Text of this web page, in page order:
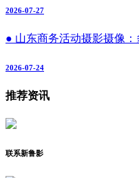
2026-07-27
● 山东商务活动摄影摄像
2026-07-24
推荐资讯
联系新鲁影